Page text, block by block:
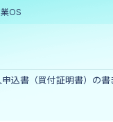
OS
売買仲介向け
込書（買付証明書）の